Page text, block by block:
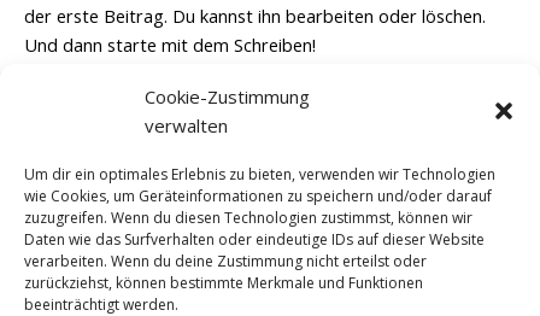
Cookie-Zustimmung
verwalten
Um dir ein optimales Erlebnis zu bieten, verwenden wir Technologien
wie Cookies, um Geräteinformationen zu speichern und/oder darauf
zuzugreifen. Wenn du diesen Technologien zustimmst, können wir
Daten wie das Surfverhalten oder eindeutige IDs auf dieser Website
verarbeiten. Wenn du deine Zustimmung nicht erteilst oder
zurückziehst, können bestimmte Merkmale und Funktionen
beeinträchtigt werden.
der erste Beitrag. Du kannst ihn bearbeiten oder löschen.
Und dann starte mit dem Schreiben!